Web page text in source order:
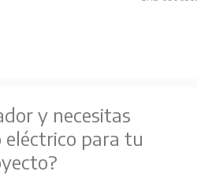
y necesitas
para tu